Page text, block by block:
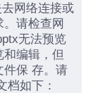
请检查网
无法预览
编辑，但
。请
档如下：